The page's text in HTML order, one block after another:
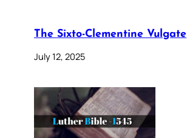
The Sixto-Clementine Vulgate
July 12, 2025